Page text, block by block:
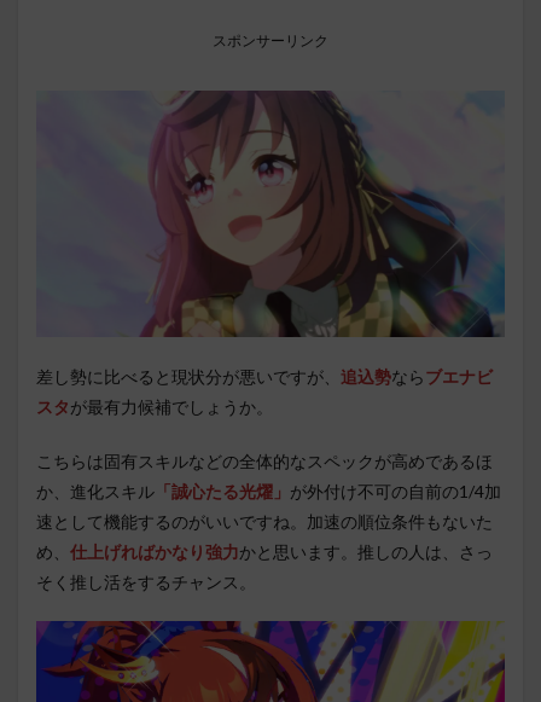
スポンサーリンク
差し勢に比べると現状分が悪いですが、 追込勢ならブエナビ
スタが最有力候補でしょうか。
こちらは固有スキルなどの全体的なスペックが高めであるほ
か、進化スキル 「誠心たる光燿」 が外付け不可の自前の1/4加
速として機能するのがいいですね。加速の順位条件もないた
め、 仕上げればかなり強力かと思います。推しの人は、さっ
そく推し活をするチャンス。